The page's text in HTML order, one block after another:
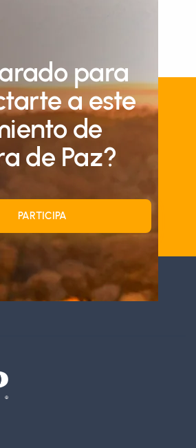
para
a este
de
de Paz?
PARTICIPA